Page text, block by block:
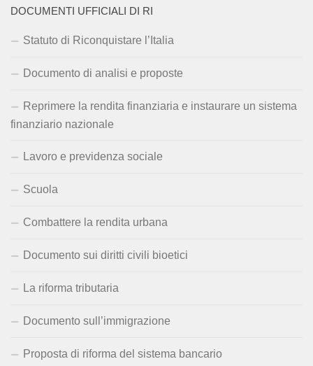
DOCUMENTI UFFICIALI DI RI
Statuto di Riconquistare l’Italia
Documento di analisi e proposte
Reprimere la rendita finanziaria e instaurare un sistema
finanziario nazionale
Lavoro e previdenza sociale
Scuola
Combattere la rendita urbana
Documento sui diritti civili bioetici
La riforma tributaria
Documento sull’immigrazione
Proposta di riforma del sistema bancario